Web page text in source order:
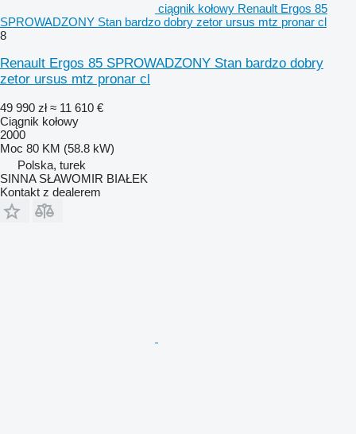
ciągnik kołowy Renault Ergos 85
SPROWADZONY Stan bardzo dobry zetor ursus mtz pronar cl
8
Renault Ergos 85 SPROWADZONY Stan bardzo dobry
zetor ursus mtz pronar cl
49 990 zł ≈ 11 610 €
Ciągnik kołowy
2000
Moc 80 KM (58.8 kW)
Polska, turek
SINNA SŁAWOMIR BIAŁEK
Kontakt z dealerem